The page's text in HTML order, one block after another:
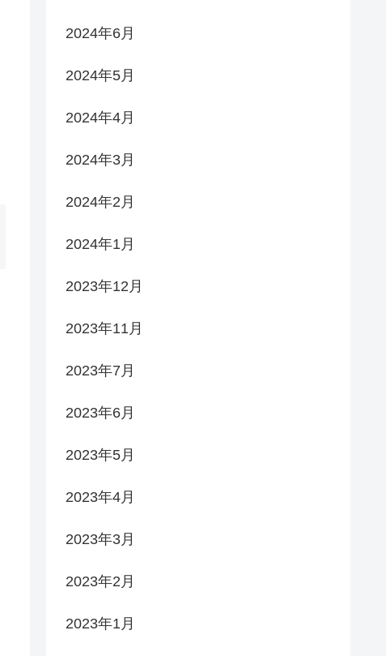
2024年6月
2024年5月
2024年4月
2024年3月
2024年2月
2024年1月
2023年12月
2023年11月
2023年7月
2023年6月
2023年5月
2023年4月
2023年3月
2023年2月
2023年1月